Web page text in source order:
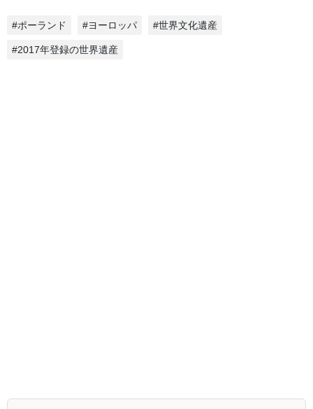
#ポーランド #ヨーロッパ #世界文化遺産
#2017年登録の世界遺産